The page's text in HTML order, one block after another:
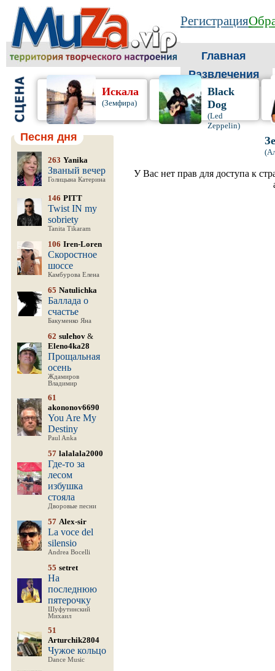
Регистрация
Главная
Развлечения
Искала
(Земфира)
Black
Dog
(Led
Zeppelin)
Песня дня
263 Yanika
Званый вечер
Голицына Катерина
146 PITT
Twist IN my
sobriety
Tanita Tikaram
106 Iren-Loren
Скоростное
шоссе
Камбурова Елена
65 Natulichka
Баллада о
счастье
Бакуменко Яна
62 sulehov &
Eleno4ka28
Прощальная
осень
Ждамиров
Владимир
61
akononov6690
You Are My
Destiny
Paul Anka
57 lalalala2000
Где-то за
лесом
избушка
стояла
Дворовые песни
57 Alex-sir
La voce del
silensio
Andrea Bocelli
55 setret
На
последнюю
пятерочку
Шуфутинский
Михаил
51
Arturchik2804
Чужое кольцо
Dance Music
У Вас нет прав для доступа к